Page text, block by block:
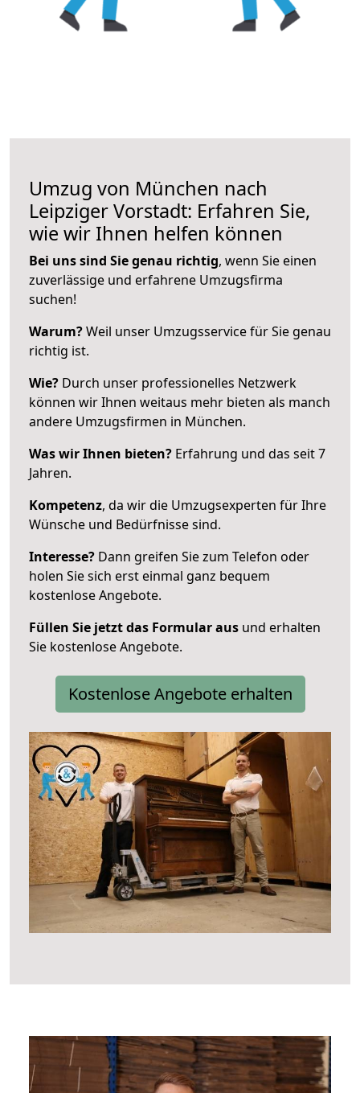
Umzug von München nach
Leipziger Vorstadt: Erfahren Sie,
wie wir Ihnen helfen können
Bei uns sind Sie genau richtig, wenn Sie einen
zuverlässige und erfahrene Umzugsfirma
suchen!
Warum?Weil unser Umzugsservice für Sie genau
richtig ist.
Wie? Durch unser professionelles Netzwerk
können wir Ihnen weitaus mehr bieten als manch
andere Umzugsfirmen in München.
Was wir Ihnen bieten? Erfahrung und das seit 7
Jahren.
Kompetenz, da wir die Umzugsexperten für Ihre
Wünsche und Bedürfnisse sind.
Interesse? Dann greifen Sie zum Telefon oder
holen Sie sich erst einmal ganz bequem
kostenlose Angebote.
Füllen Sie jetzt das Formular aus und erhalten
Sie kostenlose Angebote.
Kostenlose Angebote erhalten